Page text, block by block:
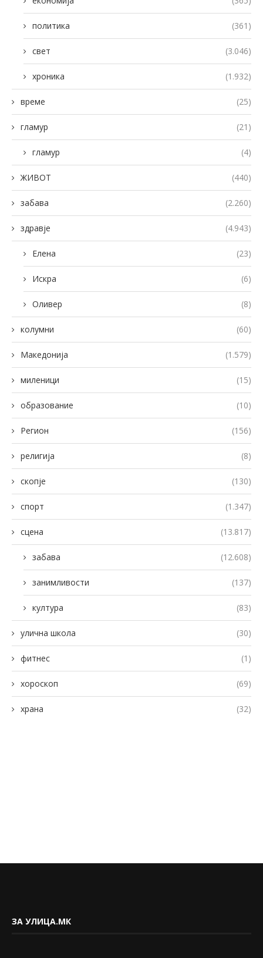
политика (361)
свет (3.046)
хроника (1.932)
време (25)
гламур (21)
гламур (4)
ЖИВОТ (440)
забава (2.260)
здравје (4.943)
Елена (23)
Искра (6)
Оливер (8)
колумни (60)
Македонија (1.579)
миленици (15)
образование (10)
Регион (156)
религија (8)
скопје (130)
спорт (1.347)
сцена (13.817)
забава (12.608)
занимливости (137)
култура (83)
улична школа (30)
фитнес (1)
хороскоп (69)
храна (32)
ЗА УЛИЦА.МК